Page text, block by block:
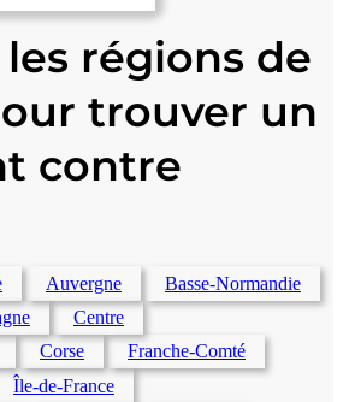
régions de
trouver un
contre
Auvergne
Basse-Normandie
Centre
Corse
Franche-Comté
Île-de-France